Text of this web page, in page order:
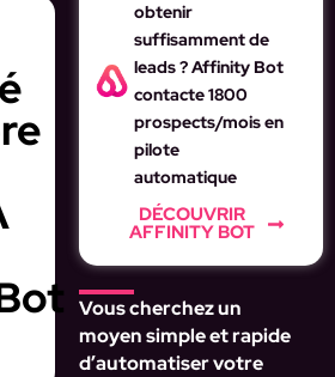
obtenir
suffisamment de
leads ? Affinity Bot
contacte 1800
prospects/mois en
pilote
automatique
DÉCOUVRIR
AFFINITY BOT
Vous cherchez un
moyen simple et rapide
d’automatiser votre